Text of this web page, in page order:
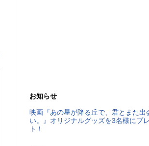
お知らせ
映画『あの星が降る丘で、君とまた出
い。』オリジナルグッズを3名様にプ
ト！